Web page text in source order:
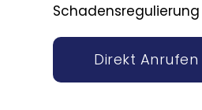
Direkt Anrufen